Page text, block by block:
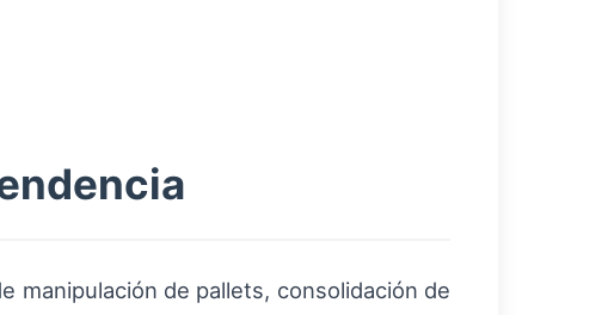
manipulación de pallets, consolidación de